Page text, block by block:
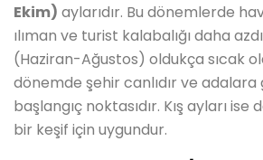
Ekim) aylarıdır. Bu dönemlerde
ılıman ve turist kalabalığı daha
(Haziran-Ağustos) oldukça sıcak
dönemde şehir canlıdır ve adalara
başlangıç noktasıdır. Kış ayları
bir keşif için uygundur.